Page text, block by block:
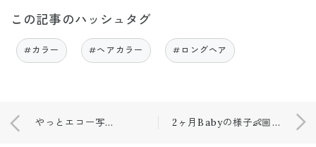
この記事のハッシュタグ
#カラー #ヘアカラー #ロングヘア
やっとエコー写真現像📸👶🏼 2ヶ月Babyの様子👶🏼♡🍼